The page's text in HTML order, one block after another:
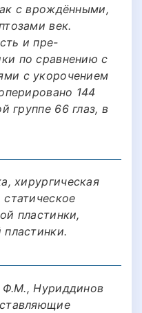
с врождёнными,
век.
и пре-
по сравнению с
с укорочением
144
группе 66 глаз, в
хирургическая
пластинки,
пластинки.
Нуриддинов